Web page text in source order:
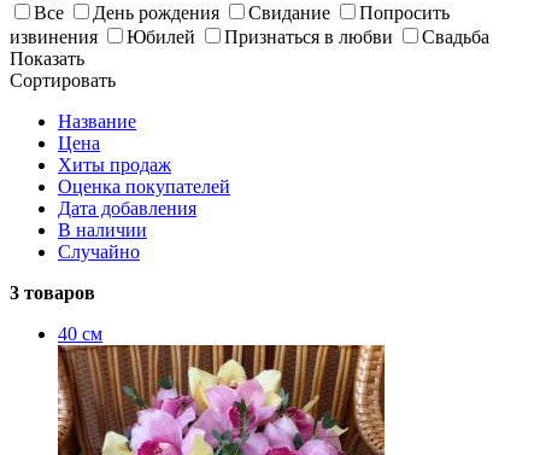
Все
День рождения Свидание
Попросить
извинения
Юбилей Признаться в любви
Свадьба
Показать
Сортировать
Название
Цена
Хиты продаж
Оценка покупателей
Дата добавления
В наличии
Случайно
3 товаров
40 см